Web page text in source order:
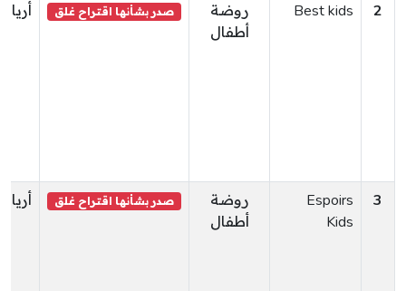
2
Best kids
روضة
أطفال
صدر بشأنها اقتراح غلق
3
Espoirs
Kids
روضة
أطفال
صدر بشأنها اقتراح غلق